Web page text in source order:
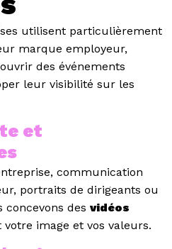
utilisent particulièrement
marque employeur,
des événements
leur visibilité sur les
et
communication
portraits de dirigeants ou
concevons des vidéos
image et vos valeurs.